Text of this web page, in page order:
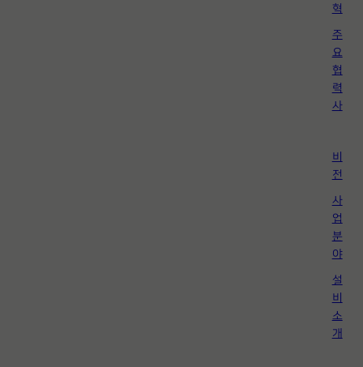
혁
주
요
협
력
사
비
전
사
업
분
야
설
비
소
개